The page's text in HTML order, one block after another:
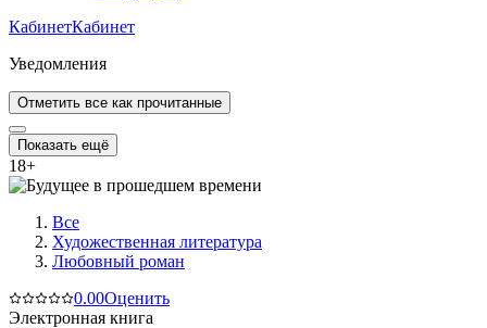
КабинетКабинет
Уведомления
Отметить все как прочитанные
Показать ещё
18+
Все
Художественная литература
Любовный роман
0.00Оценить
Электронная книга